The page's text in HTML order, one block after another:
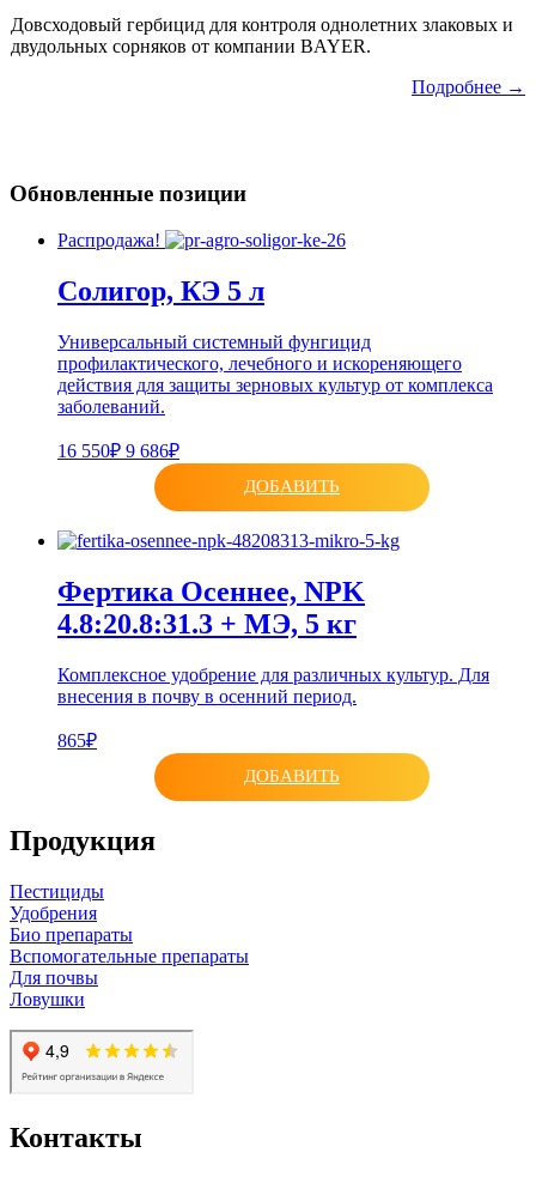
Довсходовый гербицид для контроля однолетних злаковых и
двудольных сорняков от компании BAYER.
Подробнее →
Обновленные позиции
Распродажа!
Солигор, КЭ 5 л
Универсальный системный фунгицид
профилактического, лечебного и искореняющего
действия для защиты зерновых культур от комплекса
заболеваний.
16 550₽ 9 686₽
ДОБАВИТЬ
Фертика Осеннее, NPK
4.8:20.8:31.3 + МЭ, 5 кг
Комплексное удобрение для различных культур. Для
внесения в почву в осенний период.
865₽
ДОБАВИТЬ
Продукция
Пестициды
Удобрения
Био препараты
Вспомогательные препараты
Для почвы
Ловушки
Контакты